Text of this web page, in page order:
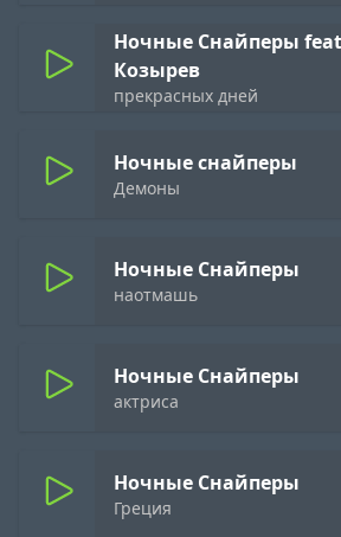
Ночные Снайперы
Козырев
прекрасных дней
Ночные снайперы
Демоны
Ночные Снайперы
наотмашь
Ночные Снайперы
актриса
Ночные Снайперы
Греция